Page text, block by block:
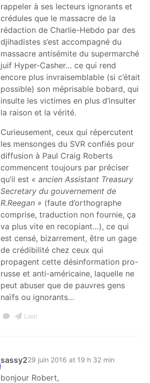
rappeler à ses lecteurs ignorants et
crédules que le massacre de la
rédaction de Charlie-Hebdo par des
djihadistes s’est accompagné du
massacre antisémite du supermarché
juif Hyper-Casher… ce qui rend
encore plus invraisemblable (si c’était
possible) son méprisable bobard, qui
insulte les victimes en plus d’insulter
la raison et la vérité.
Curieusement, ceux qui répercutent
les mensonges du SVR confiés pour
diffusion à Paul Craig Roberts
commencent toujours par préciser
qu’il est « ancien Assistant Treasury
Secretary du gouvernement de
R.Reegan » (faute d’orthographe
comprise, traduction non fournie, ça
va plus vite en recopiant…), ce qui
est censé, bizarrement, être un gage
de crédibilité chez ceux qui
propagent cette désinformation pro-
russe et anti-américaine, laquelle ne
peut abuser que de pauvres gens
naïfs ou ignorants…
Lien
sassy229 juin 2016 at 19 h 32 min
bonjour Robert,